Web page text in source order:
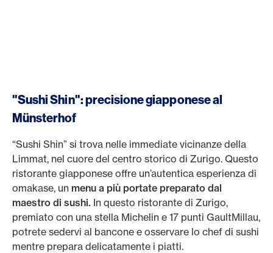
"Sushi Shin": precisione giapponese al
Münsterhof
“Sushi Shin” si trova nelle immediate vicinanze della
Limmat, nel cuore del centro storico di Zurigo. Questo
ristorante giapponese offre un’autentica esperienza di
omakase, un menu a più portate preparato dal
maestro di sushi. In questo ristorante di Zurigo,
premiato con una stella Michelin e 17 punti GaultMillau,
potrete sedervi al bancone e osservare lo chef di sushi
mentre prepara delicatamente i piatti.